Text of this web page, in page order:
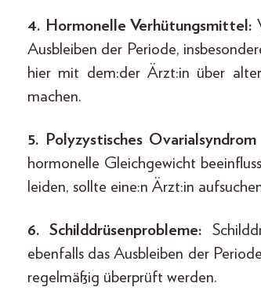
4. Hormonelle Verhütungsmittel:
Ausbleiben der Periode,
hier mit dem:der Ärzt:in über
machen.
5. Polyzystisches
hormonelle Gleichgewicht
leiden, sollte eine:n Ärzt:in
6. Schilddrüsenprobleme:
ebenfalls das Ausbleiben der
regelmäßig überprüft werden.